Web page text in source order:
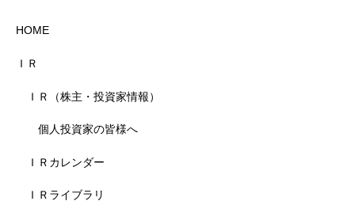
HOME
ＩＲ
ＩＲ（株主・投資家情報）
個人投資家の皆様へ
ＩＲカレンダー
ＩＲライブラリ